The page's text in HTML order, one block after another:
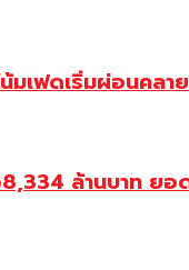
เฟดเริ่มผ่อนคลา
ล้านบาท ยอ